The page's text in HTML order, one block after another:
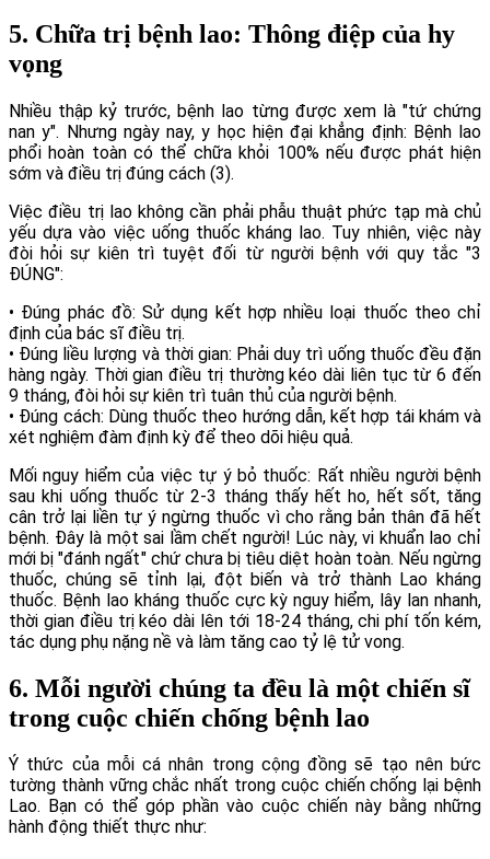
5. Chữa trị bệnh lao: Thông điệp của hy
vọng
Nhiều thập kỷ trước, bệnh lao từng được xem là "tứ chứng
nan y". Nhưng ngày nay, y học hiện đại khẳng định: Bệnh lao
phổi hoàn toàn có thể chữa khỏi 100% nếu được phát hiện
sớm và điều trị đúng cách (3).
Việc điều trị lao không cần phải phẫu thuật phức tạp mà chủ
yếu dựa vào việc uống thuốc kháng lao. Tuy nhiên, việc này
đòi hỏi sự kiên trì tuyệt đối từ người bệnh với quy tắc "3
ĐÚNG":
• Đúng phác đồ: Sử dụng kết hợp nhiều loại thuốc theo chỉ
định của bác sĩ điều trị.
• Đúng liều lượng và thời gian: Phải duy trì uống thuốc đều đặn
hàng ngày. Thời gian điều trị thường kéo dài liên tục từ 6 đến
9 tháng, đòi hỏi sự kiên trì tuân thủ của người bệnh.
• Đúng cách: Dùng thuốc theo hướng dẫn, kết hợp tái khám và
xét nghiệm đàm định kỳ để theo dõi hiệu quả.
Mối nguy hiểm của việc tự ý bỏ thuốc: Rất nhiều người bệnh
sau khi uống thuốc từ 2-3 tháng thấy hết ho, hết sốt, tăng
cân trở lại liền tự ý ngừng thuốc vì cho rằng bản thân đã hết
bệnh. Đây là một sai lầm chết người! Lúc này, vi khuẩn lao chỉ
mới bị "đánh ngất" chứ chưa bị tiêu diệt hoàn toàn. Nếu ngừng
thuốc, chúng sẽ tỉnh lại, đột biến và trở thành Lao kháng
thuốc. Bệnh lao kháng thuốc cực kỳ nguy hiểm, lây lan nhanh,
thời gian điều trị kéo dài lên tới 18-24 tháng, chi phí tốn kém,
tác dụng phụ nặng nề và làm tăng cao tỷ lệ tử vong.
6. Mỗi người chúng ta đều là một chiến sĩ
trong cuộc chiến chống bệnh lao
Ý thức của mỗi cá nhân trong cộng đồng sẽ tạo nên bức
tường thành vững chắc nhất trong cuộc chiến chống lại bệnh
Lao. Bạn có thể góp phần vào cuộc chiến này bằng những
hành động thiết thực như: